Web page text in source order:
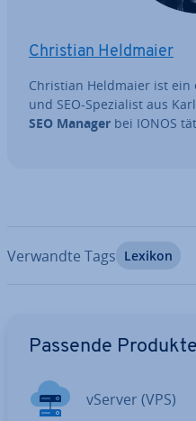
Christian Heldmaier
Christian Heldmaier ist
und SEO-Spe­zia­list aus
SEO Manager bei IONOS
Verwandte Tags Lexikon
Passende Produkte
vServer (VPS)